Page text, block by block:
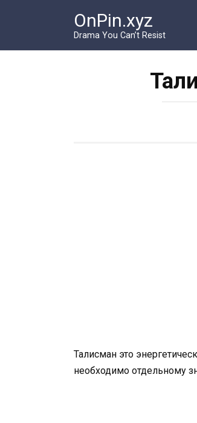
OnPin.xyz
Drama You Can’t Resist
Талисман это
необходимо отдельному